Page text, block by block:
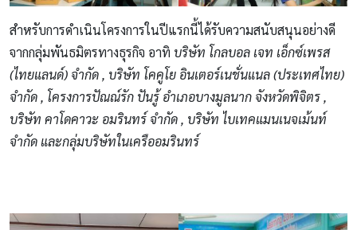
สำหรับการดำเนินโครงการในปีแรกนี้ได้รับความสนับสนุนอย่างดี
จากกลุ่มพันธมิตรทางธุรกิจ อาทิ บริษัท โกลบอล เจท เอ็กซ์เพรส
(ไทยแลนด์) จำกัด , บริษัท โคคูโย อินเตอร์เนชั่นแนล (ประเทศไทย)
จำกัด , โครงการปัณณ์รัก ปันรู้ อำเภอบางมูลนาก จังหวัดพิจิตร ,
บริษัท คาโดคาวะ อมรินทร์ จำกัด , บริษัท ไบเทคแมนเนจเม้นท์
จำกัด และกลุ่มบริษัทในเครืออมรินทร์